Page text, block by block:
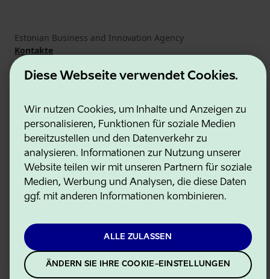
Diese Webseite verwendet Cookies.
Wir nutzen Cookies, um Inhalte und Anzeigen zu
personalisieren, Funktionen für soziale Medien
bereitzustellen und den Datenverkehr zu
analysieren. Informationen zur Nutzung unserer
Website teilen wir mit unseren Partnern für soziale
Medien, Werbung und Analysen, die diese Daten
ggf. mit anderen Informationen kombinieren.
ALLE ZULASSEN
ÄNDERN SIE IHRE COOKIE-EINSTELLUNGEN
Estonian Business and Innovation Agency
Kontakte
Kooperationspartner
Nutzungsbedingungen